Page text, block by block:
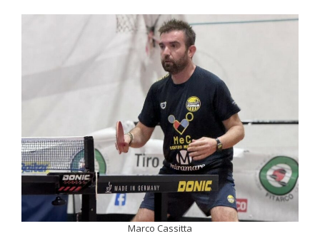
Marco Cassitta